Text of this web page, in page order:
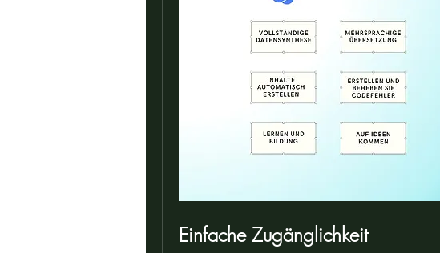
Einfache Zugänglichkeit